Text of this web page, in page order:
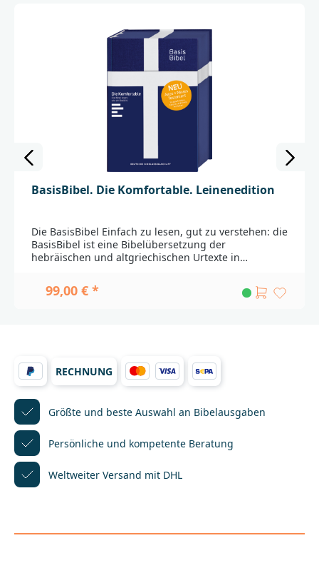
BasisBibel. Die Komfortable. Leinenedition
Die BasisBibel Einfach zu lesen, gut zu verstehen: die
BasisBibel ist eine Bibelübersetzung der
hebräischen und altgriechischen Urtexte in
und vertraute Worte, wissenschaftlich geprüft und in
das Deutsch des 21. Jahrhunderts übersetzt: Das ist
klare Sprache auch im Schriftbild sichtbar. Jede
Sinneinheit wird auf einer eigenen Zeile
wiedergegeben. Dieser Sinnzeilenfall macht die
BasisBibel besonders angenehm zu lesen und ihre
Texte verständlich und einprägsam.Diese Ausgabe
trägt einen hochwertigen Leineneinband in
Königsblau.Die BasisBibel Leinenedition: die Bibel
lesen wie ein
Gedicht!__________________________________________________
___________Bei Fragen zur Produktsicherheit wenden
Sie sich bitte an:Deutsche BibelgesellschaftBalinger
99,00 € *
RECHNUNG
Größte und beste Auswahl an Bibelausgaben
Persönliche und kompetente Beratung
Weltweiter Versand mit DHL